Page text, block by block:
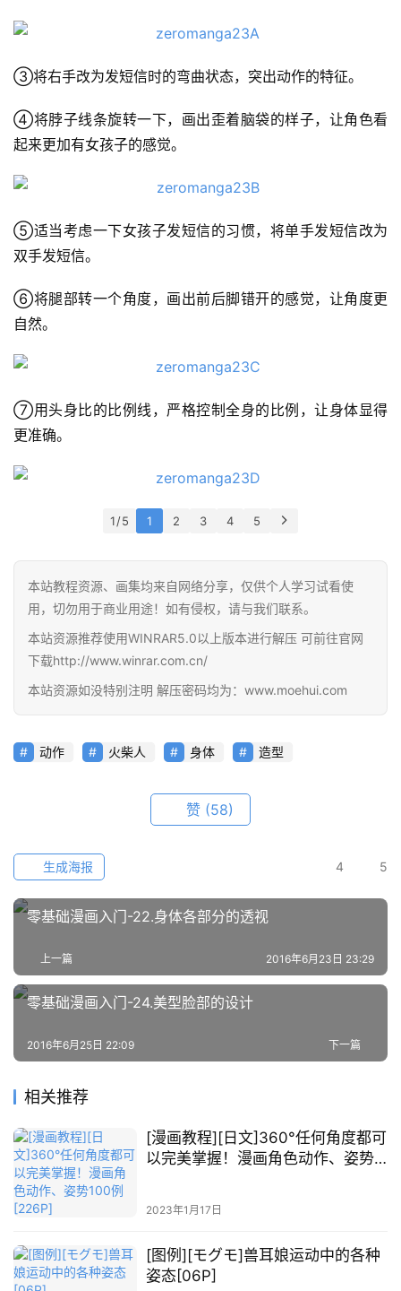
页
在
线
会
素
图
例
材
萌
图
库
关
本
站
③将右手改为发短信时的弯曲状态，突出动作的特征。
④将脖子线条旋转一下，画出歪着脑袋的样子，让角色看
起来更加有女孩子的感觉。
⑤适当考虑一下女孩子发短信的习惯，将单手发短信改为
双手发短信。
⑥将腿部转一个角度，画出前后脚错开的感觉，让角度更
自然。
⑦用头身比的比例线，严格控制全身的比例，让身体显得
更准确。
1 / 5 1 2 3 4 5
本站教程资源、画集均来自网络分享，仅供个人学习试看使
用，切勿用于商业用途！如有侵权，请与我们联系。
本站资源推荐使用WINRAR5.0以上版本进行解压 可前往官网
下载http://www.winrar.com.cn/
本站资源如没特别注明 解压密码均为：www.moehui.com
动作 火柴人 身体 造型
赞 (58)
4 5
生成海报
零基础漫画入门-22.身体各部分的透视
上一篇 2016年6月23日 23:29
零基础漫画入门-24.美型脸部的设计
下一篇
2016年6月25日 22:09
相关推荐
[漫画教程][日文]360°任何角度都可
以完美掌握！漫画角色动作、姿势
2023年1月17日
[图例][モグモ]兽耳娘运动中的各种
姿态[06P]